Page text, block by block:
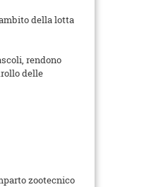
della lotta
rendono
delle
zootecnico